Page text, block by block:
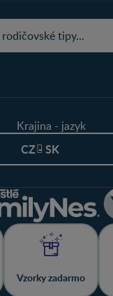
Krajina - jazyk
CZ - SK
Vzorky zadarmo